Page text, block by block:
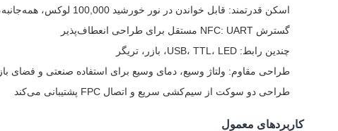
اسکن قدرتمند: قابل خواندن در نور خورشید 100,000 لوکس، همه‌جانبه، عمق میدان وسیع
گسترش NFC: UART مستقل برای طراحی انعطاف‌پذیر
چندین رابط: USB، TTL، LED، بازر، تریگر
طراحی مقاوم: ولتاژ وسیع، دمای وسیع برای استفاده صنعتی و فضای باز
طراحی دو سوکت از سیم‌کشی سریع و اتصال FPC پشتیبانی می‌کند
کاربردهای معمول